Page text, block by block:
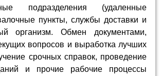
подразделения (удаленные
пункты, службы доставки и
организм. Обмен документами,
вопросов и выработка лучших
срочных справок, проведение
и прочие рабочие процессы